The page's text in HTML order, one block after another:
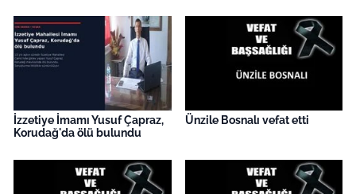
İzzetiye İmamı Yusuf Çapraz,
Korudağ'da ölü bulundu
Ünzile Bosnalı vefat etti
Finans
Genel-A
Gündem-Eğitim